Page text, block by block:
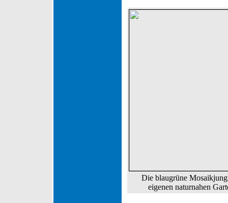
Die blaugrüne
eigenen naturnahen